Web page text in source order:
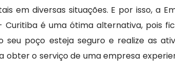
em diversas situações. E por isso, a
Curitiba é uma ótima alternativa, pois
seu poço esteja seguro e realize as
obter o serviço de uma empresa